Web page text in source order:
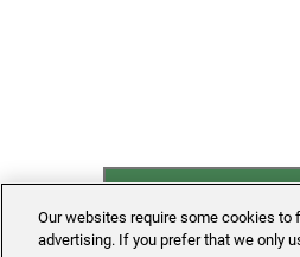
Manage Cookie Settings
Our websites require some cookies to
advertising. If you prefer that we only